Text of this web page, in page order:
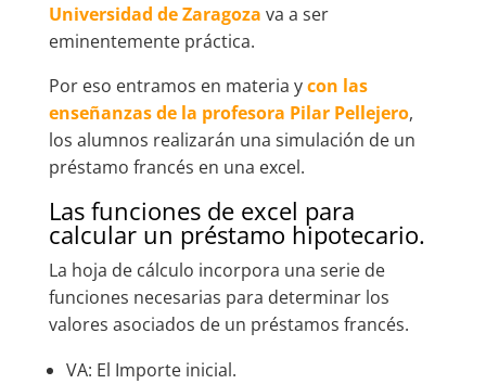
Universidad de Zaragoza va a ser
eminentemente práctica.
Por eso entramos en materia ycon las
enseñanzas de la profesora Pilar Pellejero,
los alumnos realizarán una simulación de un
préstamo francés en una excel.
Las funciones de excel para
calcular un préstamo hipotecario.
La hoja de cálculo incorpora una serie de
funciones necesarias para determinar los
valores asociados de un préstamos francés.
VA: El Importe inicial.